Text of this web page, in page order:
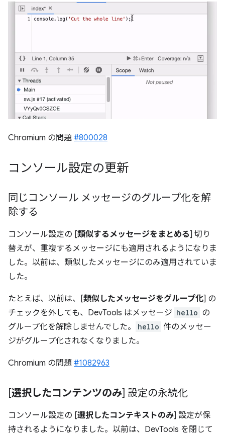
Chromium の問題 #800028
コンソール設定の更新
同じコンソール メッセージのグループ化を解
除する
コンソール設定の [類似するメッセージをまとめる] 切り
替えが、重複するメッセージにも適用されるようになりま
した。以前は、類似したメッセージにのみ適用されていま
した。
たとえば、以前は、[類似したメッセージをグループ化] の
チェックを外しても、DevTools はメッセージ hello の
グループ化を解除しませんでした。
hello 件のメッセー
ジがグループ化されなくなりました。
Chromium の問題 #1082963
[選択したコンテンツのみ] 設定の永続化
コンソール設定の [選択したコンテキストのみ] 設定が保
持されるようになりました。以前は、DevTools を閉じて